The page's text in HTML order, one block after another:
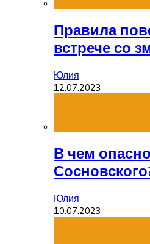
Правила
встрече со
Юлия
12.07.2023
В чем
Юлия
10.07.2023